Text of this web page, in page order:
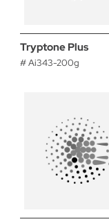
Tryptone Plus
# Ai343-200g